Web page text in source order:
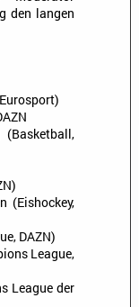
den langen
(Eishockey,
DAZN)
League,
League der
m/d) Redaktion
- Marketing (m/w/d)
Fachkraft für
(m/w/d) -
Schiffe(m/w/d) -